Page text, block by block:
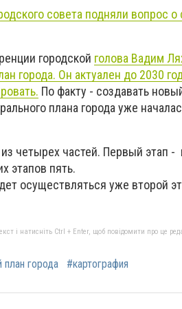
совета подняли вопрос о
городской голова Вадим
города. Он актуален до 2030
По факту - создавать
плана города уже
четырех частей. Первый этап -
этапов пять.
осуществляться уже второй
і натисніть Ctrl + Enter, щоб повідомити про це
план города #картография